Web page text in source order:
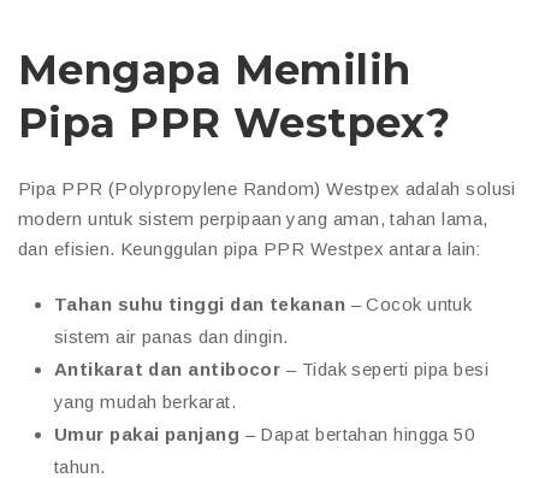
Mengapa Memilih
Pipa PPR Westpex?
Pipa PPR (Polypropylene Random) Westpex adalah solusi
modern untuk sistem perpipaan yang aman, tahan lama,
dan efisien. Keunggulan pipa PPR Westpex antara lain:
Tahan suhu tinggi dan tekanan – Cocok untuk
sistem air panas dan dingin.
Antikarat dan antibocor – Tidak seperti pipa besi
yang mudah berkarat.
Umur pakai panjang – Dapat bertahan hingga 50
tahun.